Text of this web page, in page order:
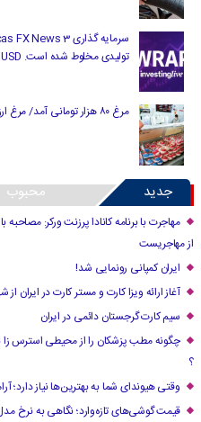
تولیدی مخلوط شده است. USD عمدتا پایین.
مرغ ۸۰ هزار تومانی آمد/ مرغ ارزان را از کجا بخریم؟
جدید محبوب
مهاجرت با برنامه کانادا پرزنت ورکر:
از مهاجریست
ایران کمپانی رونمایی شد!
آغاز ارائه ویزا کارت و مستر کارت در ایران از
سیم کارت گرجستان دائمی در ایران
چگونه مطب پزشکان را از محیطی استرس
؟
وقتی هیوندای شما به بهترین‌ها نیاز دارد؛
قیمت گوشی‌های تازه‌وارد؛ نگاهی به نرخ